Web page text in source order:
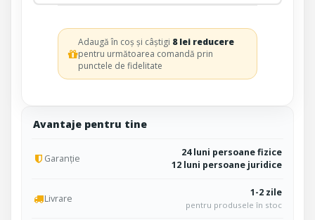
Avantaje pentru tine
Garanție
24 luni persoane fizice
12 luni persoane juridice
Livrare 1-2 zile
pentru produsele în stoc
Adaugă în coș și câștigi 8 lei reducere
pentru următoarea comandă prin
punctele de fidelitate